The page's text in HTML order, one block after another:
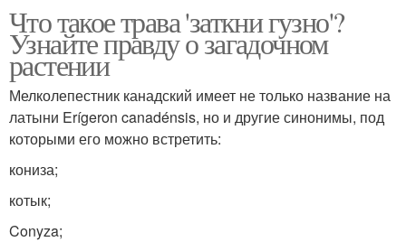
Что такое трава 'заткни гузно'?
Узнайте правду о загадочном
растении
Мелколепестник канадский имеет не только название на
латыни Erígeron canadénsis, но и другие синонимы, под
которыми его можно встретить:
кониза;
котык;
Conyza;